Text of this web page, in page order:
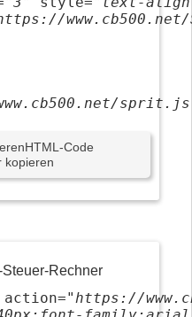
HTML-Code
kopieren
action="https://